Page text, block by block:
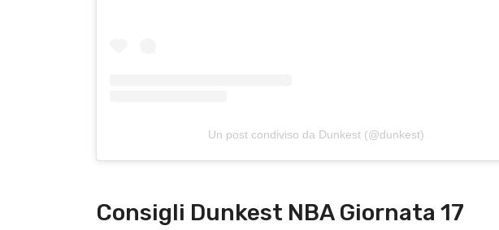
Un post condiviso da Dunkest (@dunkest)
Consigli Dunkest NBA Giornata 17